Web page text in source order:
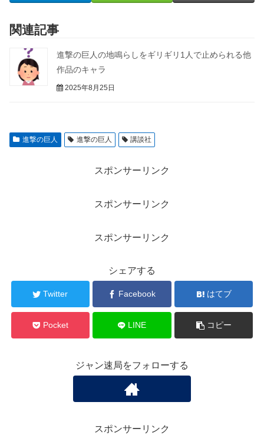
関連記事
進撃の巨人の地鳴らしをギリギリ1人で止められる他
作品のキャラ
2025年8月25日
進撃の巨人 進撃の巨人 講談社
スポンサーリンク
スポンサーリンク
スポンサーリンク
シェアする
Twitter Facebook はてブ
Pocket LINE コピー
ジャン速局をフォローする
スポンサーリンク